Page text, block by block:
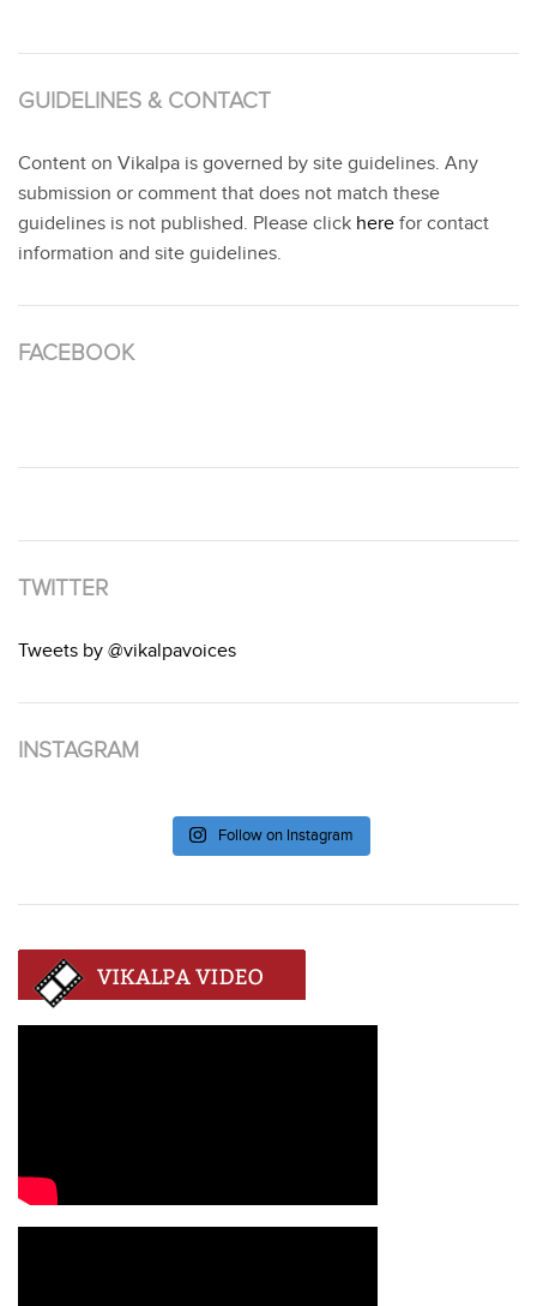
GUIDELINES & CONTACT
Content on Vikalpa is governed by site guidelines. Any
submission or comment that does not match these
guidelines is not published. Please click here for contact
information and site guidelines.
FACEBOOK
TWITTER
Tweets by @vikalpavoices
INSTAGRAM
Follow on Instagram